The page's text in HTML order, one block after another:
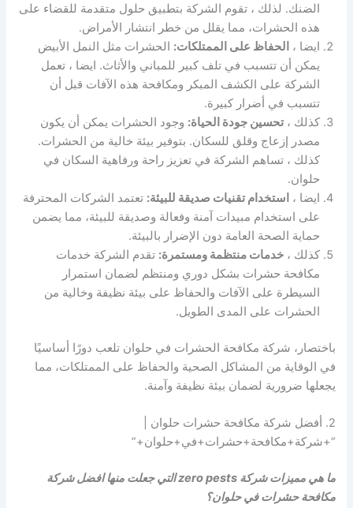
الضنك. لذلك ، تقوم الشركة بتطبيق حلول متقدمة للقضاء على
هذه الحشرات، مما يقلل من خطر انتشار الأمراض.
ايضا ، الحفاظ على الممتلكات: الحشرات مثل النمل الأبيض
يمكن أن تتسبب في تلف كبير للمباني والأثاث. ايضا ، تعمل
الشركة على الكشف المبكر ومكافحة هذه الآفات قبل أن
تتسبب في أضرار كبيرة.
كذلك ،تحسين جودة الحياة: وجود الحشرات يمكن أن يكون
مصدر إزعاج وقلق للسكان. بتوفير بيئة خالية من الحشرات.
كذلك ، تساهم الشركة في تعزيز راحة ورفاهية السكان في
حلوان.
ايضا ، استخدام تقنيات صديقة للبيئة: تعتمد الشركات المحترفة
على استخدام مبيدات آمنة وفعالة وصديقة للبيئة، مما يضمن
حماية الصحة العامة دون الإضرار بالبيئة.
كذلك ،خدمات منتظمة ومستمرة: تقدم الشركة خدمات
مكافحة حشرات بشكل دوري ومنتظم لضمان استمرار
السيطرة على الآفات والحفاظ على بيئة نظيفة وخالية من
الحشرات على المدى الطويل.
باختصار، شركة مكافحة الحشرات في حلوان تلعب دورًا أساسيًا
في الوقاية من المشاكل الصحية والحفاظ على الممتلكات، مما
يجعلها ضرورية لضمان بيئة نظيفة وآمنة.
2. أفضل شركة مكافحة حشرات حلوان |
“+شركة+مكافحة+حشرات+في+حلوان+”
ما هي مميزات شركة zero pests التي جعلت منها افضل شركة
مكافحة حشرات في حلوان؟